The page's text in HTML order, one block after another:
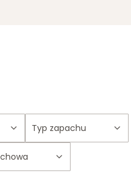
Typ zapachu